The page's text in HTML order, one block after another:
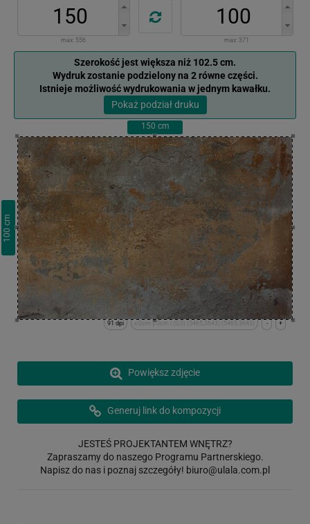
max: 556 max: 371
Szerokość jest większa niż 102.5 cm.
Wydruk zostanie podzielony na 2 równe części.
Istnieje możliwość wydrukowania w jednym kawałku.
Pokaż podział druku
150 cm
100
cm
+
-
x:0cm y:0cm | (0,0) (5465,3643) (5465,3643)
91 dpi
Powiększ zdjęcie
Generuj link do kompozycji
JESTEŚ PROJEKTANTEM WNĘTRZ?
Zapraszamy do naszego Programu Partnerskiego.
Napisz do nas i poznaj szczegóły! biuro@ulala.com.pl